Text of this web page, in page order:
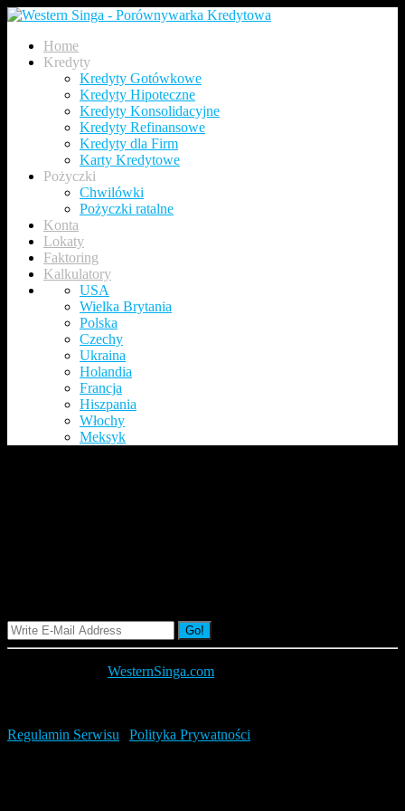
Home
Kredyty
Kredyty Gotówkowe
Kredyty Hipoteczne
Kredyty Konsolidacyjne
Kredyty Refinansowe
Kredyty dla Firm
Karty Kredytowe
Pożyczki
Chwilówki
Pożyczki ratalne
Konta
Lokaty
Faktoring
Kalkulatory
USA
Wielka Brytania
Polska
Czechy
Ukraina
Holandia
Francja
Hiszpania
Włochy
Meksyk
Go!
WesternSinga.com
Regulamin Serwisu
Polityka Prywatności